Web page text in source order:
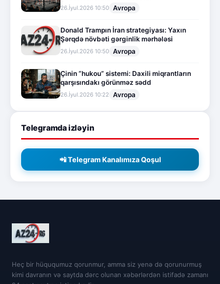
26.İyul.2026 10:50 Avropa
Donald Trampın İran strategiyası: Yaxın
Şərqdə növbəti gərginlik mərhələsi
26.İyul.2026 10:50 Avropa
Çinin “hukou” sistemi: Daxili miqrantların
qarşısındakı görünməz sədd
26.İyul.2026 10:22 Avropa
Telegramda izləyin
📲 Telegram Kanalımıza Qoşul
Heç bir hüququmuz qorunmur, amma siz yenə də qorunurmuş
kimi davranın və saytda dərc olunan xəbərlərdən istifadə zamanı